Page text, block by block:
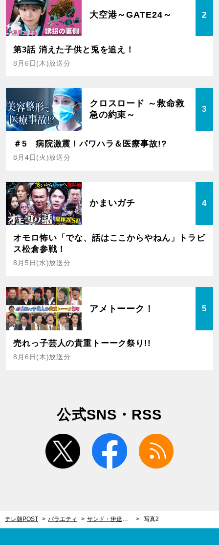
大空港～GATE24～ 2
第3話 消えた子供と兎を追え！
8月6日(木)放送分
クロスロード ～救命救
急の約束～
3
＃5 病院激震！パワハラ＆医療事故!?
8月4日(火)放送分
かまいガチ 4
オモロ怖い「でな、話はここからやねん」トラビ
ス松倉参戦！
8月5日(水)放送分
アメトーーク！ 5
売れっ子芸人の貴重トーーク祭り!!
8月6日(木)放送分
公式SNS・RSS
twitter facebook
テレ朝POST バラエティ 写真2